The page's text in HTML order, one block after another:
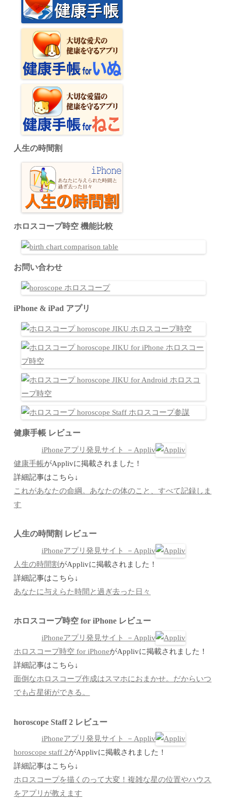
人生の時間割
ホロスコープ時空 機能比較
お問い合わせ
iPhone & iPad アプリ
健康手帳 レビュー
iPhoneアプリ発見サイト －Appliv
健康手帳がApplivに掲載されました！
詳細記事はこちら↓
これがあなたの命綱。あなたの体のこと、すべて記録しま
す
人生の時間割 レビュー
iPhoneアプリ発見サイト －Appliv
人生の時間割 がApplivに掲載されました！
詳細記事はこちら↓
あなたに与えらた時間と過ぎ去った日々
ホロスコープ時空 for iPhone レビュー
iPhoneアプリ発見サイト －Appliv
ホロスコープ時空 for iPhoneがApplivに掲載されました！
詳細記事はこちら↓
面倒なホロスコープ作成はスマホにおまかせ。だからいつ
でも占星術ができる。
horoscope Staff 2 レビュー
iPhoneアプリ発見サイト －Appliv
horoscope staff 2がApplivに掲載されました！
詳細記事はこちら↓
ホロスコープを描くのって大変！複雑な星の位置やハウス
をアプリが教えます